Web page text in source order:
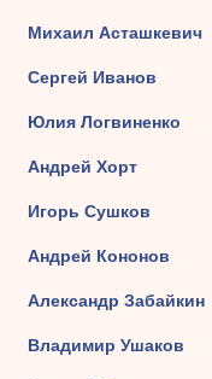
Михаил Асташкевич
Сергей Иванов
Юлия Логвиненко
Андрей Хорт
Игорь Сушков
Андрей Кононов
Александр Забайкин
Владимир Ушаков